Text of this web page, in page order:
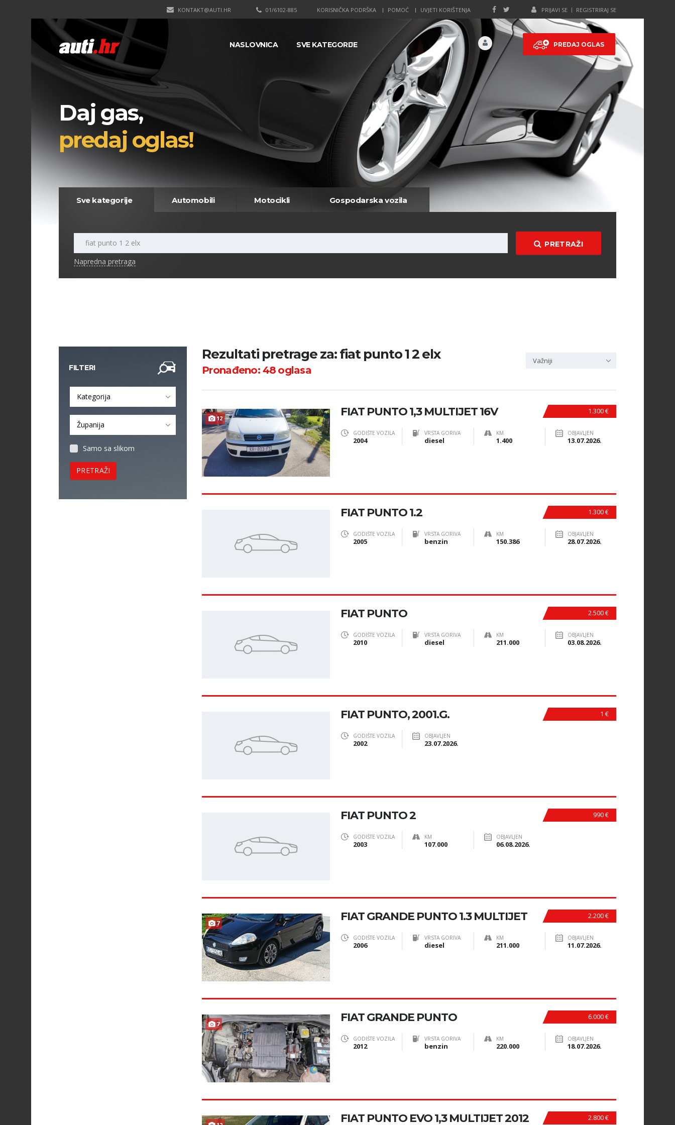
PRIJAVI SE REGISTRIRAJ SE
KORISNIČKA PODRŠKA POMOĆ UVJETI KORIŠTENJA
01/6102-885
KONTAKT@AUTI.HR
PREDAJ OGLAS
NASLOVNICA SVE KATEGORIJE
Daj gas,
predaj oglas!
Sve kategorije Automobili Motocikli Gospodarska vozila
PRETRAŽI
Napredna pretraga
FILTERI
Kategorija
Županija
Samo sa slikom
PRETRAŽI
Rezultati pretrage za: fiat punto 1 2 elx
Pronađeno:48oglasa
Važniji
12
1.300 €
FIAT PUNTO 1,3 MULTIJET 16V
GODIŠTE VOZILA
2004
VRSTA GORIVA
diesel
KM
1.400
OBJAVLJEN
13.07.2026.
1.300 €
FIAT PUNTO 1.2
GODIŠTE VOZILA
2005
VRSTA GORIVA
benzin
KM
150.386
OBJAVLJEN
28.07.2026.
2.500 €
FIAT PUNTO
GODIŠTE VOZILA
2010
VRSTA GORIVA
diesel
KM
211.000
OBJAVLJEN
03.08.2026.
1 €
FIAT PUNTO, 2001.G.
GODIŠTE VOZILA
2002
OBJAVLJEN
23.07.2026.
990 €
FIAT PUNTO 2
GODIŠTE VOZILA
2003
KM
107.000
OBJAVLJEN
06.08.2026.
7
2.200 €
FIAT GRANDE PUNTO 1.3 MULTIJET
GODIŠTE VOZILA
2006
VRSTA GORIVA
diesel
KM
211.000
OBJAVLJEN
11.07.2026.
7
6.000 €
FIAT GRANDE PUNTO
GODIŠTE VOZILA
2012
VRSTA GORIVA
benzin
KM
220.000
OBJAVLJEN
18.07.2026.
2.800 €
FIAT PUNTO EVO 1,3 MULTIJET 2012